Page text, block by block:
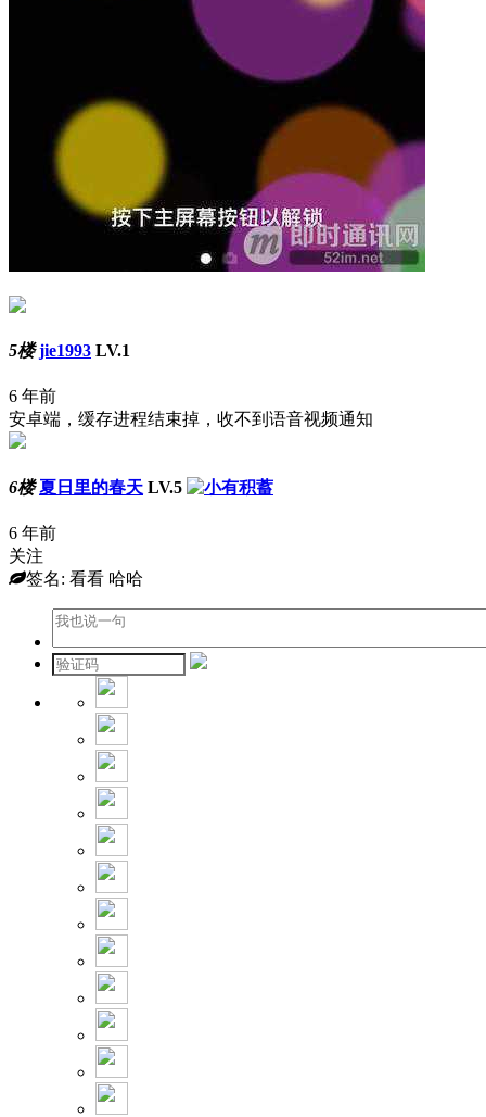
5楼 jie1993 LV.1
6 年前
安卓端，缓存进程结束掉，收不到语音视频通知
6楼 夏日里的春天 LV.5
6 年前
关注
签名: 看看 哈哈